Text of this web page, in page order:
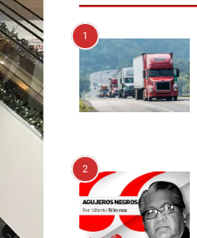
1
2